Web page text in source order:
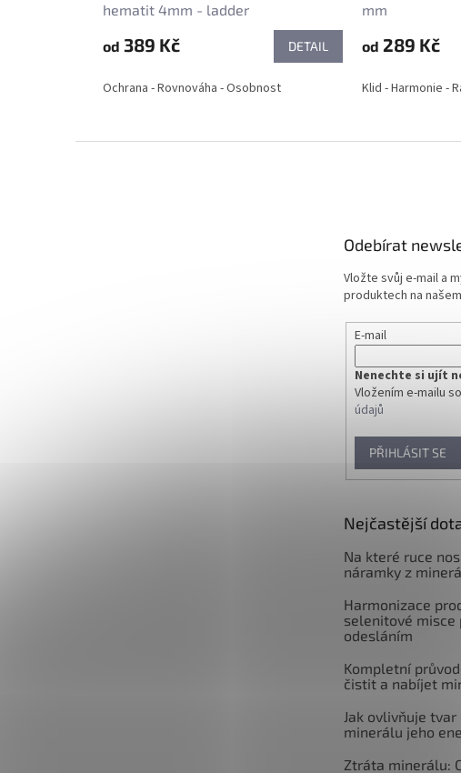
hematit 4mm - ladder
od 389 Kč DETAIL
Ochrana - Rovnováha - Osobnost
mm
od 289 Kč
Klid - Harmonie -
Odebírat
Vložte svůj e-mail a
produktech na
E-mail
Nenechte si ujít
Vložením e-mailu
údajů
PŘIHLÁSIT SE
Nejčastější
Na které ruce
náramky z
Harmonizace
selenitové misce
odesláním
Kompletní
čistit a nabíjet
Jak ovlivňuje tvar
minerálu jeho
Ztráta minerálu: